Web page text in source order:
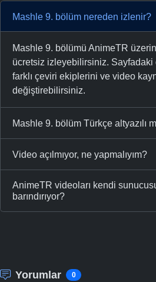
Mashle 9. bölüm nereden izlenir?
Mashle 9. bölümü AnimeTR
ücretsiz izleyebilirsiniz. Sayfadaki
farklı çeviri ekiplerini ve video
değiştirebilirsiniz.
Mashle 9. bölüm Türkçe altyazılı
Video açılmıyor, ne yapmalıyım?
AnimeTR videoları kendi
barındırıyor?
Yorumlar 0